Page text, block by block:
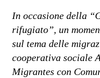
In occasione della
rifugiato”, un
sul tema delle
cooperativa sociale
Migrantes con